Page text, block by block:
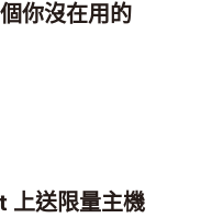
你沒在用的
上送限量主機